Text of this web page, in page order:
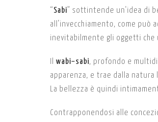
“Sabi” sottintende un’idea di
all’invecchiamento, come può
inevitabilmente gli oggetti che
wabi–sabi, profondo e
apparenza, e trae dalla
La bellezza è quindi
Contrapponendosi alle